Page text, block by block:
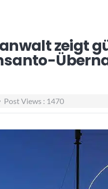
zeigt
Post Views : 1470